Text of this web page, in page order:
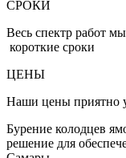
СРОКИ
Весь спектр работ
короткие сроки
ЦЕНЫ
Наши цены приятно
Бурение колодцев
решение для